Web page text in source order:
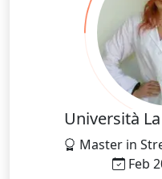
Università
Master in
Feb